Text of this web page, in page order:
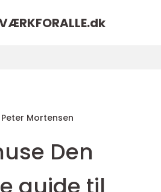
dk
Peter Mortensen
Den